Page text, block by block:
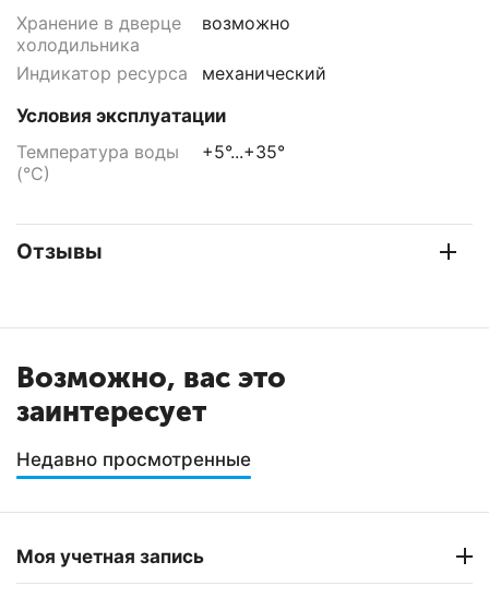
Хранение в дверце
холодильника
возможно
Индикатор ресурса
механический
Условия эксплуатации
Температура воды
(°С)
+5°...+35°
Отзывы
Возможно, вас это
заинтересует
Недавно просмотренные
Моя учетная запись